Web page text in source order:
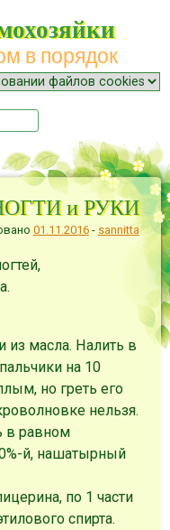
в порядок
и РУКИ
01.11.2016- sannitta
из масла. Налить в
на 10
но греть его
нельзя.
в равном
й, нашатырный
по 1 части
спирта.